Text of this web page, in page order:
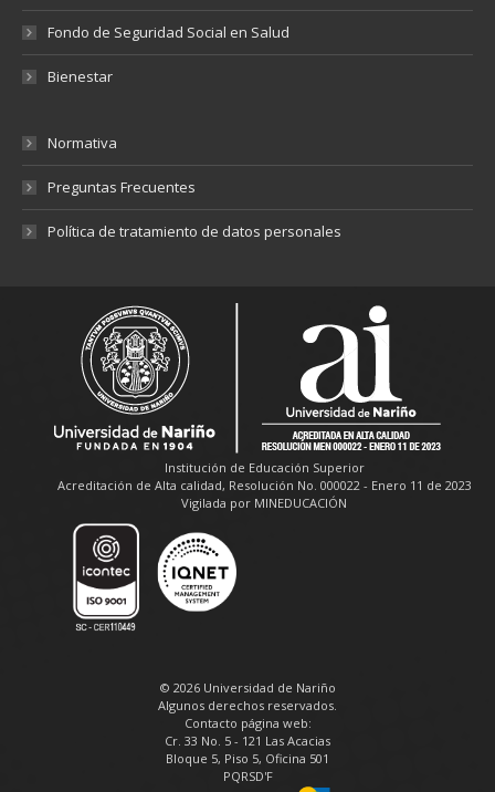
Fondo de Seguridad Social en Salud
Bienestar
Normativa
Preguntas Frecuentes
Política de tratamiento de datos personales
Institución de Educación Superior
Acreditación de Alta calidad, Resolución No. 000022 - Enero 11 de 2023
Vigilada por MINEDUCACIÓN
© 2026 Universidad de Nariño
Algunos derechos reservados.
Contacto página web:
Cr. 33 No. 5 - 121 Las Acacias
Bloque 5, Piso 5, Oficina 501
PQRSD'F